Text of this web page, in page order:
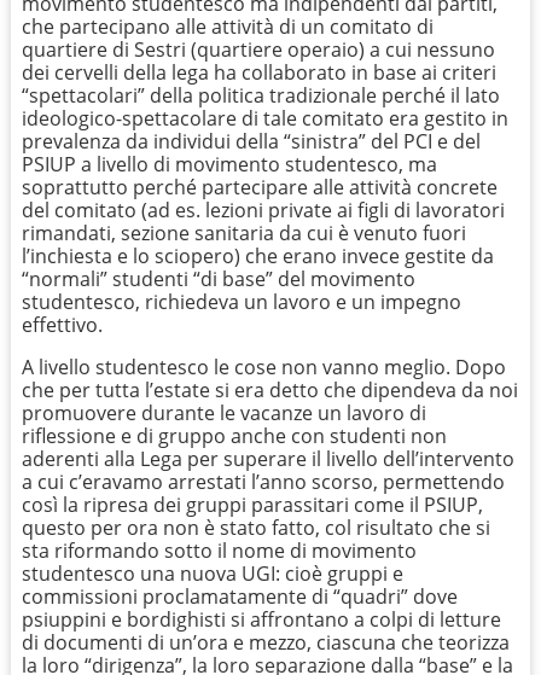
che partecipano alle attività di un comitato di
quartiere di Sestri (quartiere operaio) a cui nessuno
dei cervelli della lega ha collaborato in base ai criteri
“spettacolari” della politica tradizionale perché il lato
ideologico-spettacolare di tale comitato era gestito in
prevalenza da individui della “sinistra” del PCI e del
PSIUP a livello di movimento studentesco, ma
soprattutto perché partecipare alle attività concrete
del comitato (ad es. lezioni private ai figli di lavoratori
rimandati, sezione sanitaria da cui è venuto fuori
l’inchiesta e lo sciopero) che erano invece gestite da
“normali” studenti “di base” del movimento
studentesco, richiedeva un lavoro e un impegno
effettivo.
A livello studentesco le cose non vanno meglio. Dopo
che per tutta l’estate si era detto che dipendeva da noi
promuovere durante le vacanze un lavoro di
riflessione e di gruppo anche con studenti non
aderenti alla Lega per superare il livello dell’intervento
a cui c’eravamo arrestati l’anno scorso, permettendo
così la ripresa dei gruppi parassitari come il PSIUP,
questo per ora non è stato fatto, col risultato che si
sta riformando sotto il nome di movimento
studentesco una nuova UGI: cioè gruppi e
commissioni proclamatamente di “quadri” dove
psiuppini e bordighisti si affrontano a colpi di letture
di documenti di un’ora e mezzo, ciascuna che teorizza
la loro “dirigenza”, la loro separazione dalla “base” e la